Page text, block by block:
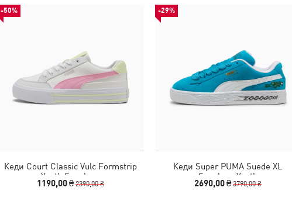
-50%
Кеди Court Classic Vulc Formstrip
Youth Sneakers
1190,00 ₴2390,00 ₴
-29%
Кеди Super PUMA Suede XL
Sneakers Youth
2690,00 ₴3790,00 ₴